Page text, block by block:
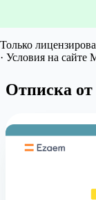
Только
· Условия на
Отписка от